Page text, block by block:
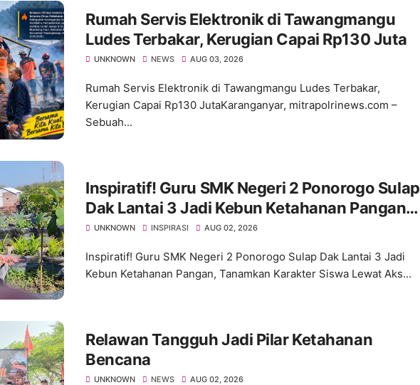
Rumah Servis Elektronik di Tawangmangu
Ludes Terbakar, Kerugian Capai Rp130 Juta
UNKNOWN NEWS AUG 03, 2026
Rumah Servis Elektronik di Tawangmangu Ludes Terbakar,
Kerugian Capai Rp130 JutaKaranganyar, mitrapolrinews.com –
Sebuah...
Inspiratif! Guru SMK Negeri 2 Ponorogo Sulap
Dak Lantai 3 Jadi Kebun Ketahanan Pangan,
Tanamkan Karakter Siswa Lewat Aksi Nyata
UNKNOWN INSPIRASI AUG 02, 2026
Inspiratif! Guru SMK Negeri 2 Ponorogo Sulap Dak Lantai 3 Jadi
Kebun Ketahanan Pangan, Tanamkan Karakter Siswa Lewat Aks...
Relawan Tangguh Jadi Pilar Ketahanan
Bencana
UNKNOWN NEWS AUG 02, 2026